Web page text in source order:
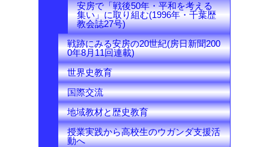
安房で「戦後50年・平和を考える
集い」に取り組む(1996年・千葉歴
教会誌27号)
戦跡にみる安房の20世紀(房日新聞200
0年8月11回連載)
世界史教育
国際交流
地域教材と歴史教育
授業実践から高校生のウガンダ支援活
動へ